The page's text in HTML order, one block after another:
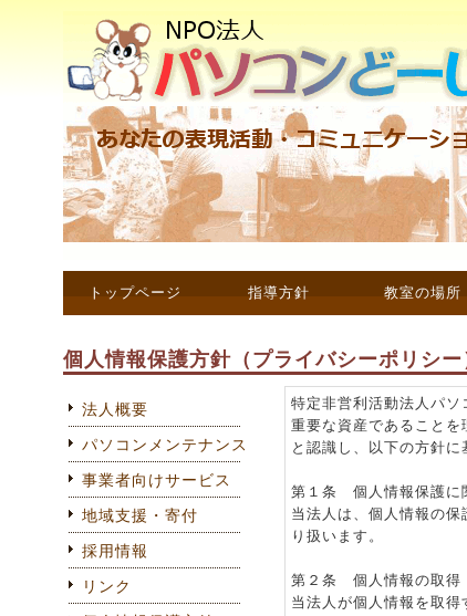
トップページ 指導方針 教室の場所
個人情報保護方針（プライバシーポリシー
法人概要
パソコンメンテナンス
事業者向けサービス
地域支援・寄付
採用情報
リンク
特定非営利活動法人パ
重要な資産であること
と認識し、以下の方針に
第１条 個人情報保護に
当法人は、個人情報の
り扱います。
第２条 個人情報の取得
当法人が個人情報を取